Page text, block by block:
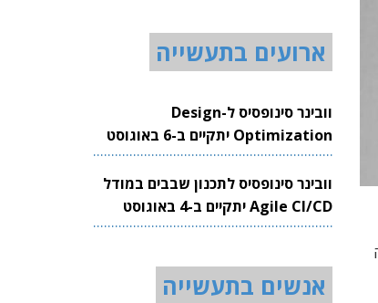
ארועים בתעשייה
וובינר סינופסיס ל-Design
Optimization יתקיים ב-6 באוגוסט
2026
וובינר סינופסיס לתכנון שבבים במודל
Agile CI/CD יתקיים ב-4 באוגוסט
2026
אנשים בתעשייה